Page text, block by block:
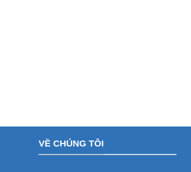
VỀ CHÚNG TÔI